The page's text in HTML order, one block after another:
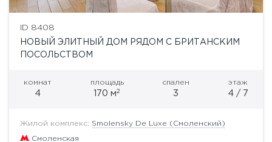
ID 8408
НОВЫЙ ЭЛИТНЫЙ ДОМ РЯДОМ С БРИТАНСКИМ
ПОСОЛЬСТВОМ
комнат
4
площадь
170 м2
спален
3
этаж
4 / 7
Жилой комплекс: Smolensky De Luxe (Смоленский)
Смоленская